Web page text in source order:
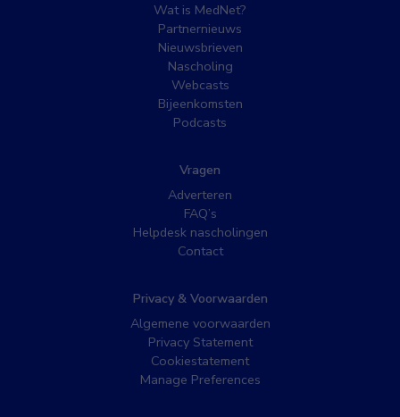
Wat is MedNet?
Partnernieuws
Nieuwsbrieven
Nascholing
Webcasts
Bijeenkomsten
Podcasts
Vragen
Adverteren
FAQ’s
Helpdesk nascholingen
Contact
Privacy & Voorwaarden
Algemene voorwaarden
Privacy Statement
Cookiestatement
Manage Preferences